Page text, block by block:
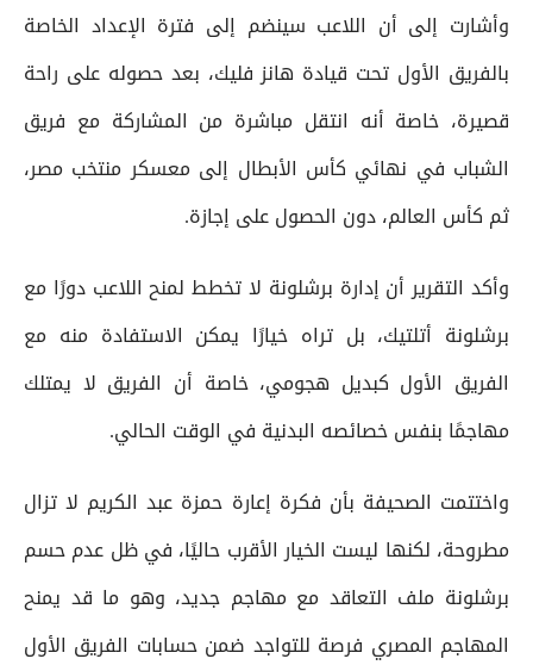
وأشارت إلى أن اللاعب سينضم إلى فترة الإعداد الخاصة
بالفريق الأول تحت قيادة هانز فليك، بعد حصوله على راحة
قصيرة، خاصة أنه انتقل مباشرة من المشاركة مع فريق
الشباب في نهائي كأس الأبطال إلى معسكر منتخب مصر،
ثم كأس العالم، دون الحصول على إجازة.
وأكد التقرير أن إدارة برشلونة لا تخطط لمنح اللاعب دورًا مع
برشلونة أتلتيك، بل تراه خيارًا يمكن الاستفادة منه مع
الفريق الأول كبديل هجومي، خاصة أن الفريق لا يمتلك
مهاجمًا بنفس خصائصه البدنية في الوقت الحالي.
واختتمت الصحيفة بأن فكرة إعارة حمزة عبد الكريم لا تزال
مطروحة، لكنها ليست الخيار الأقرب حاليًا، في ظل عدم حسم
برشلونة ملف التعاقد مع مهاجم جديد، وهو ما قد يمنح
المهاجم المصري فرصة للتواجد ضمن حسابات الفريق الأول